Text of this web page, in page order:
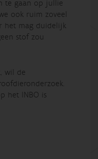
te gaan op jullie
ook ruim zoveel
het mag duidelijk
stof zou
wil de
het INBO is